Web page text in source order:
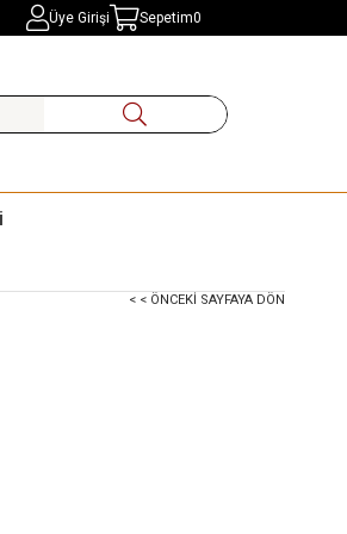
Üye Girişi Sepetim0
< < ÖNCEKI SAYFAYA DÖN